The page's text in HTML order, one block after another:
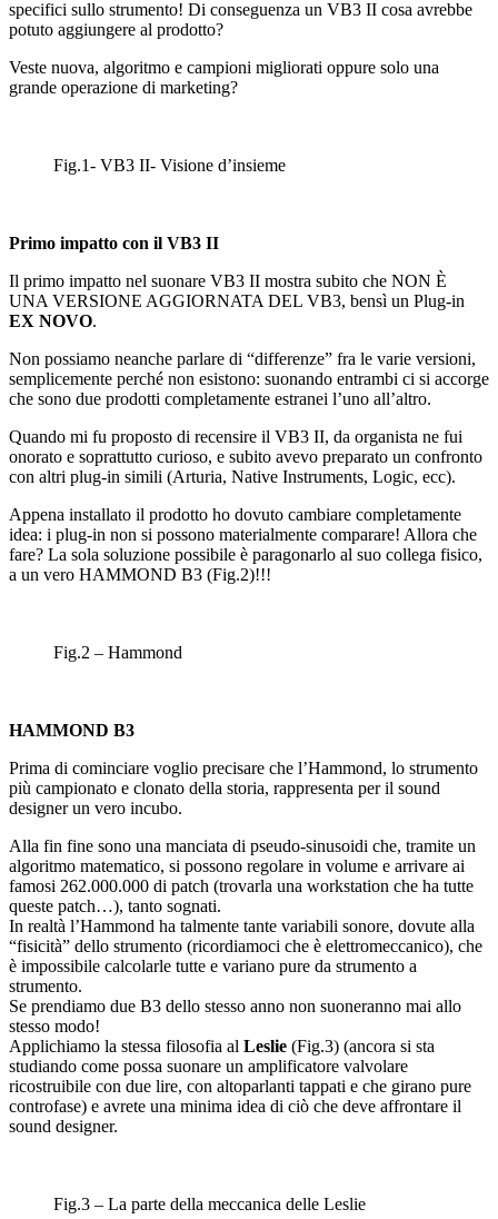
specifici sullo strumento! Di conseguenza un VB3 II cosa avrebbe
potuto aggiungere al prodotto?
Veste nuova, algoritmo e campioni migliorati oppure solo una
grande operazione di marketing?
Fig.1- VB3 II- Visione d’insieme
Primo impatto con il VB3 II
Il primo impatto nel suonare VB3 II mostra subito che NON È
UNA VERSIONE AGGIORNATA DEL VB3, bensì un Plug-in
EX NOVO.
Non possiamo neanche parlare di “differenze” fra le varie versioni,
semplicemente perché non esistono: suonando entrambi ci si accorge
che sono due prodotti completamente estranei l’uno all’altro.
Quando mi fu proposto di recensire il VB3 II, da organista ne fui
onorato e soprattutto curioso, e subito avevo preparato un confronto
con altri plug-in simili (Arturia, Native Instruments, Logic, ecc).
Appena installato il prodotto ho dovuto cambiare completamente
idea: i plug-in non si possono materialmente comparare! Allora che
fare? La sola soluzione possibile è paragonarlo al suo collega fisico,
a un vero HAMMOND B3 (Fig.2)!!!
Fig.2 – Hammond
HAMMOND B3
Prima di cominciare voglio precisare che l’Hammond, lo strumento
più campionato e clonato della storia, rappresenta per il sound
designer un vero incubo.
Alla fin fine sono una manciata di pseudo-sinusoidi che, tramite un
algoritmo matematico, si possono regolare in volume e arrivare ai
famosi 262.000.000 di patch (trovarla una workstation che ha tutte
queste patch…), tanto sognati.
In realtà l’Hammond ha talmente tante variabili sonore, dovute alla
“fisicità” dello strumento (ricordiamoci che è elettromeccanico), che
è impossibile calcolarle tutte e variano pure da strumento a
strumento.
Se prendiamo due B3 dello stesso anno non suoneranno mai allo
stesso modo!
Applichiamo la stessa filosofia al Leslie (Fig.3) (ancora si sta
studiando come possa suonare un amplificatore valvolare
ricostruibile con due lire, con altoparlanti tappati e che girano pure
controfase) e avrete una minima idea di ciò che deve affrontare il
sound designer.
Fig.3 – La parte della meccanica delle Leslie